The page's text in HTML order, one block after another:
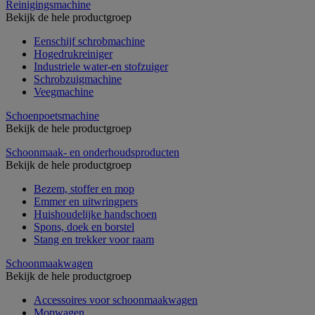
Reinigingsmachine
Bekijk de hele productgroep
Eenschijf schrobmachine
Hogedrukreiniger
Industriele water-en stofzuiger
Schrobzuigmachine
Veegmachine
Schoenpoetsmachine
Bekijk de hele productgroep
Schoonmaak- en onderhoudsproducten
Bekijk de hele productgroep
Bezem, stoffer en mop
Emmer en uitwringpers
Huishoudelijke handschoen
Spons, doek en borstel
Stang en trekker voor raam
Schoonmaakwagen
Bekijk de hele productgroep
Accessoires voor schoonmaakwagen
Mopwagen